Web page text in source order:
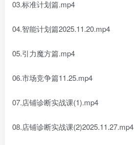
03.标准计划篇.mp4
04.智能计划篇2025.11.20.mp4
05.引力魔方篇.mp4
06.市场竞争篇11.25.mp4
07.店铺诊断实战课(1).mp4
08.店铺诊断实战课(2)2025.11.27.mp4